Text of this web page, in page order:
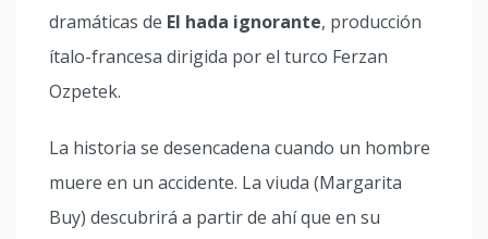
dramáticas de El hada ignorante, producción
ítalo-francesa dirigida por el turco Ferzan
Ozpetek.
La historia se desencadena cuando un hombre
muere en un accidente. La viuda (Margarita
Buy) descubrirá a partir de ahí que en su